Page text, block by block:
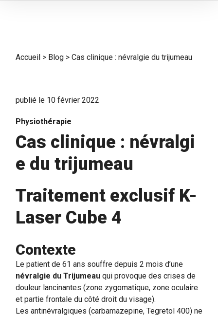
Accueil > Blog > Cas clinique : névralgie du trijumeau
publié le 10 février 2022
Physiothérapie
Cas clinique : névralgi
e du trijumeau
Traitement exclusif K-
Laser Cube 4
Contexte
Le patient de 61 ans souffre depuis 2 mois d’une
névralgie du Trijumeau qui provoque des crises de
douleur lancinantes (zone zygomatique, zone oculaire
et partie frontale du côté droit du visage).
Les antinévralgiques (carbamazepine, Tegretol 400) ne